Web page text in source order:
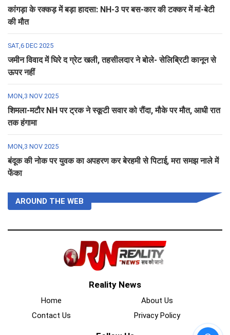
कांगड़ा के रक्कड़ में बड़ा हादसा: NH-3 पर बस-कार की टक्कर में मां-बेटी
की मौत
SAT,6 DEC 2025
जमीन विवाद में घिरे द ग्रेट खली, तहसीलदार ने बोले- सेलिब्रिटी कानून से
ऊपर नहीं
MON,3 NOV 2025
शिमला-मटौर NH पर ट्रक ने स्कूटी सवार को रौंदा, मौके पर मौत, आधी रात
तक हंगामा
MON,3 NOV 2025
बंदूक की नोक पर युवक का अपहरण कर बेरहमी से पिटाई, मरा समझ नाले में
फेंका
AROUND THE WEB
Reality News
Home
About Us
Contact Us
Privacy Policy